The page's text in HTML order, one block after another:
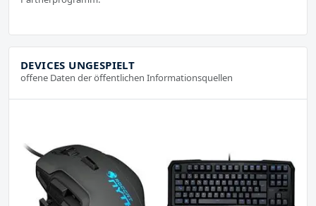
DEVICES UNGESPIELT
offene Daten der öffentlichen Informationsquellen